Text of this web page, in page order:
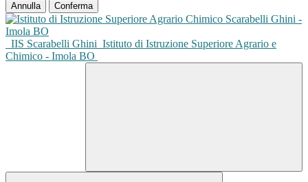
Annulla Conferma
IIS Scarabelli Ghini Istituto di Istruzione Superiore Agrario e
Chimico - Imola BO